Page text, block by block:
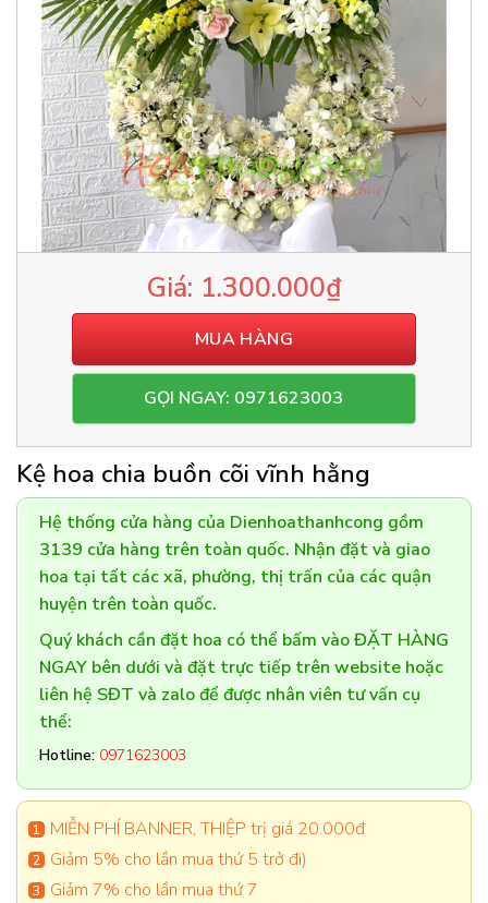
1.300.000₫
MUA HÀNG
GỌI NGAY: 0971623003
Kệ hoa chia buồn cõi vĩnh hằng
Hệ thống cửa hàng của Dienhoathanhcong gồm
3139 cửa hàng trên toàn quốc. Nhận đặt và giao
hoa tại tất các xã, phường, thị trấn của các quận
huyện trên toàn quốc.
Quý khách cần đặt hoa có thể bấm vào ĐẶT HÀNG
NGAY bên dưới và đặt trực tiếp trên website hoặc
liên hệ SĐT và zalo để được nhân viên tư vấn cụ
thể:
Hotline: 0971623003
MIỄN PHÍ BANNER, THIỆP trị giá 20.000đ
Giảm 5% cho lần mua thứ 5 trở đi)
Giảm 7% cho lần mua thứ 7